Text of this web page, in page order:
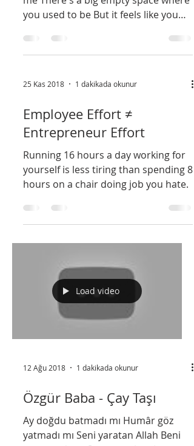
16 Mar 2019 1 dakikada okunur
Mia Smith - Bye.
I feel like I'm missing the other half of
you used to be But it feels like you
25 Kas 2018 1 dakikada okunur
Employee Effort ≠
Entrepreneur Effort
Running 16 hours a day working for
yourself is less tiring than spending 8
Load video
12 Ağu 2018 1 dakikada okunur